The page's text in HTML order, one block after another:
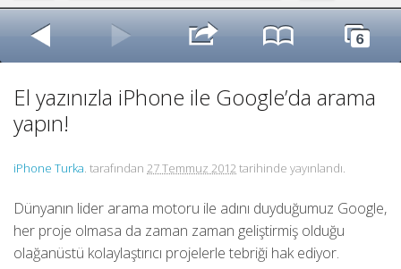
El yazınızla iPhone ile Google’da arama
yapın!
iPhone Turka. tarafından 27 Temmuz 2012 tarihinde yayınlandı.
Dünyanın lider arama motoru ile adını duyduğumuz Google,
her proje olmasa da zaman zaman geliştirmiş olduğu
olağanüstü kolaylaştırıcı projelerle tebriği hak ediyor.